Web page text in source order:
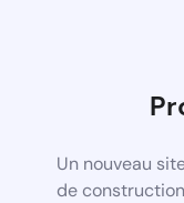
Un nouveau
de